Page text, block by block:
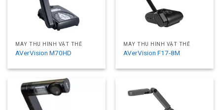
MÁY THU HÌNH VẬT THỂ
AVerVision M70HD
MÁY THU HÌNH VẬT THỂ
AVerVision F17-8M